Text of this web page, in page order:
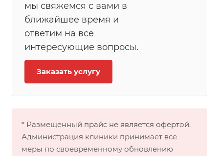
мы свяжемся с вами в
ближайшее время и
ответим на все
интересующие вопросы.
Заказать услугу
* Размещенный прайс не является офертой.
Администрация клиники принимает все
меры по своевременному обновлению